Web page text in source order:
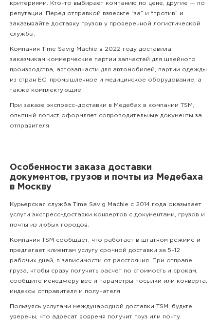
критериями. Кто–то выбирает компанию по цене, другие — по
репутации. Перед отправкой взвесьте “за” и “против” и
заказывайте доставку грузов у проверенной логистической
службы.
Компания Time Savig Machie в 2022 году доставила
заказчикам коммерческие партии запчастей для швейного
производства, автозапчасти для автомобилей, партии одежды
из стран ЕС, промышленное и медицинское оборудование, а
также комплектующие.
При заказе экспресс–доставки в Медебах в компании TSM,
опытный логист оформляет сопроводительные документы за
отправителя.
Особенности заказа доставки
документов, грузов и почты из Медебаха
в Москву
Курьерская служба Time Savig Machie с 2014 года оказывает
услуги экспресс–доставки конвертов с документами, грузов и
почты из любых городов.
Компания TSM сообщает, что работает в штатном режиме и
предлагает клиентам услугу срочной доставки за 5–12
рабочих дней, в зависимости от расстояния. При отправе
груза, чтобы сразу получить расчет по стоимость и срокам,
сообщите менеджеру вес и параметры посылки или конверта,
индексы отправителя и получателя.
Пользуясь услугами международной доставки TSM, будьте
уверены, что адресат вовремя получит груз или почту.